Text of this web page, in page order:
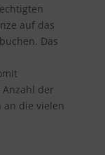
auf das
Das
der
die vielen